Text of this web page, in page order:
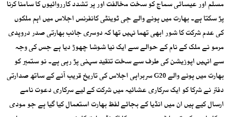
مسلم اور عیسائی سماج کو سخت مخالفت اور پر تشدد کارروائیوں کا سامنا کرنا
پڑ سکتا ہے۔ بھارت میں ہونے والے جی ٹوینٹی کانفرنس اجلاس میں اہم ملکوں
کی عدم شرکت کا شور ابھی تھما نہیں تھا کہ دوسری جانب بھارتی صدر دروپدی
مرمو نے ملک کے نام کے حوالے سے ایک نیا شوشا چھوڑ دیا ہے جس کی وجہ
سے انہیں اپوزیشن کی طرف سے سخت تنقید سہنی پڑ رہی ہے۔ نو ستمبر کو
بھارت میں ہونے والے G20 سربراہی اجلاس کی تاریخ قریب آنے کے ساتھ صدارتی
دفتر نے شرکا کو ایک سرکاری عشائیہ میں شرکت کے لیے سرکاری دعوت نامے
ارسال کیے ہیں ان میں انڈیا کے بجائے لفظ بھارت استعمال کیا گیا ہے جو مودی